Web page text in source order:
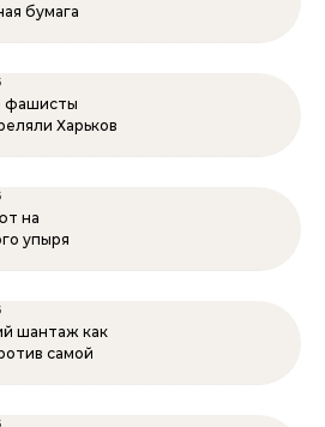
бумага
фашисты
Харьков
на
упыря
шантаж как
самой